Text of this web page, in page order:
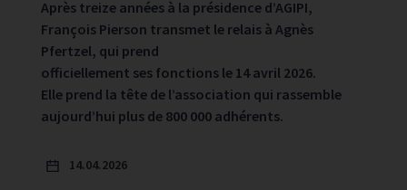
Après treize années à la présidence d’AGIPI,
François Pierson transmet le relais à Agnès
Pfertzel, qui prend
officiellement ses fonctions le 14 avril 2026.
Elle prend la tête de l’association qui rassemble
aujourd’hui plus de 800 000 adhérents.
14.04.2026